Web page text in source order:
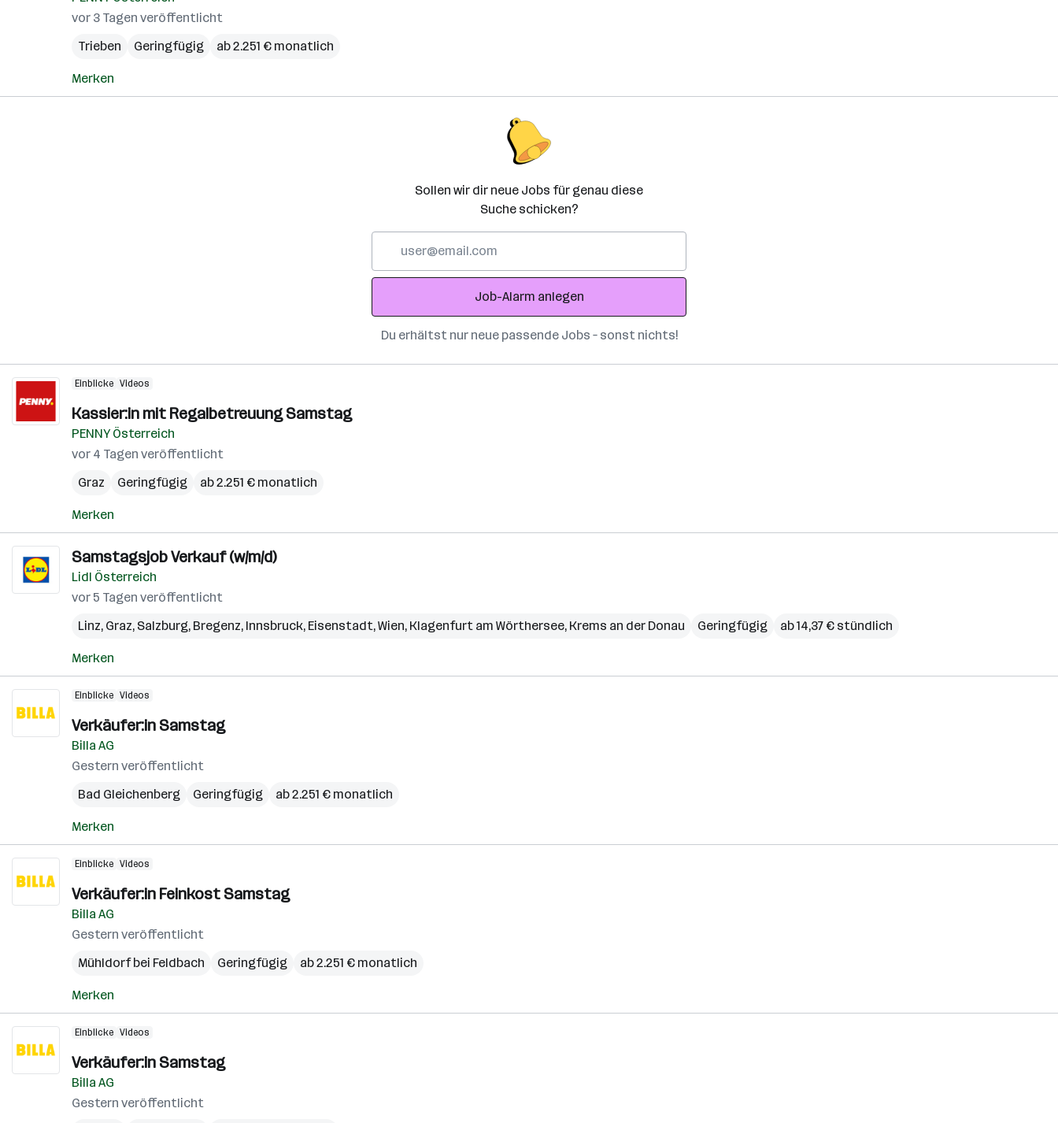
vor 3 Tagen veröffentlicht
Trieben
Geringfügig ab 2.251 € monatlich
Merken
Sollen wir dir neue Jobs für genau diese
Suche schicken?
Adresse
Job-Alarm anlegen
Du erhältst nur neue passende Jobs – sonst nichts!
Einblicke Videos
Kassier:in mit Regalbetreuung Samstag
PENNY Österreich
vor 4 Tagen veröffentlicht
Graz
Geringfügig ab 2.251 € monatlich
Merken
Samstagsjob Verkauf (w/m/d)
Lidl Österreich
vor 5 Tagen veröffentlicht
Linz, Graz, Salzburg, Bregenz, Innsbruck, Eisenstadt,Wien, Klagenfurt am Wörthersee, Krems an der Donau Geringfügig ab 14,37 € stündlich
Merken
Einblicke Videos
Verkäufer:in Samstag
Billa AG
Gestern veröffentlicht
Bad Gleichenberg
Geringfügig ab 2.251 € monatlich
Merken
Einblicke Videos
Verkäufer:in Feinkost Samstag
Billa AG
Gestern veröffentlicht
Mühldorf bei Feldbach
Geringfügig ab 2.251 € monatlich
Merken
Einblicke Videos
Verkäufer:in Samstag
Billa AG
Gestern veröffentlicht